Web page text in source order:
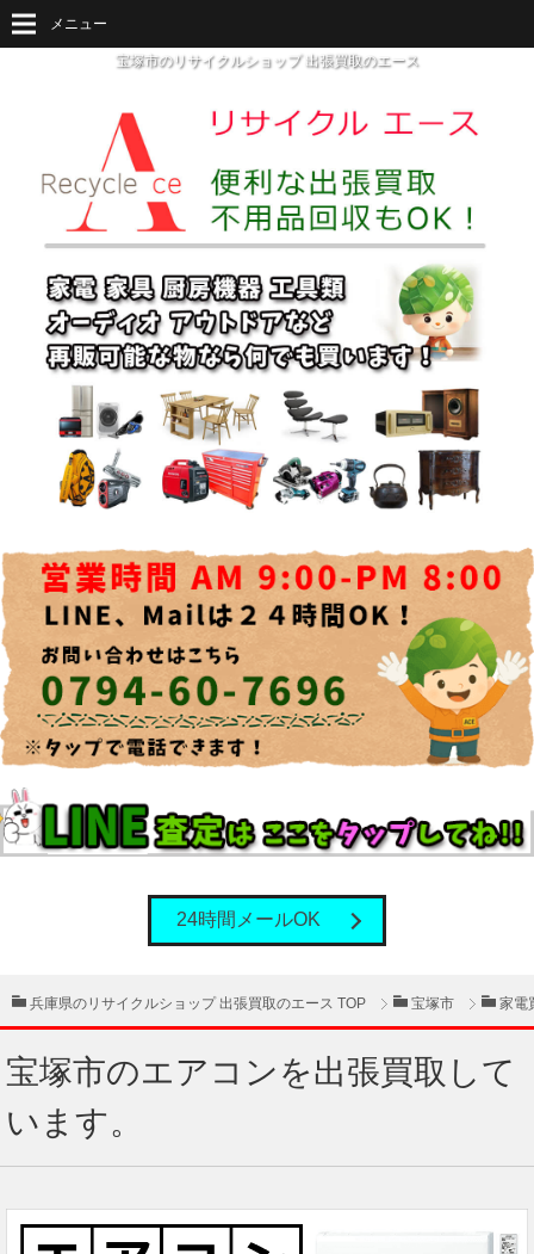
宝塚市のリサイクルショップ 出張買取のエース
24時間メールOK
メニュー
兵庫県のリサイクルショップ 出張買取のエース TOP 宝塚市 家電
宝塚市のエアコンを出張買取して
います。